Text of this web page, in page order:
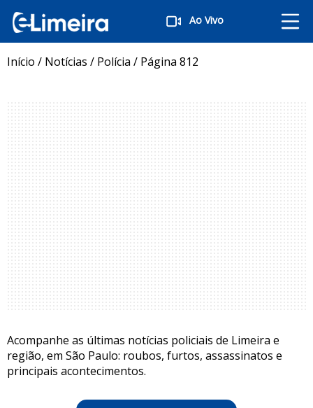
Ao Vivo
Início / Notícias / Polícia / Página 812
Acompanhe as últimas notícias policiais de Limeira e
região, em São Paulo: roubos, furtos, assassinatos e
principais acontecimentos.